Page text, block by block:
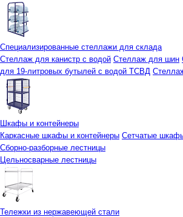
Специализированные стеллажи для склада
Стеллаж для канистр с водой Стеллаж для шин
для 19-литровых бутылей с водой ТСВД
Шкафы и контейнеры
Каркасные шкафы и контейнеры Сетчатые
Сборно-разборные лестницы
Цельносварные лестницы
Тележки из нержавеющей стали